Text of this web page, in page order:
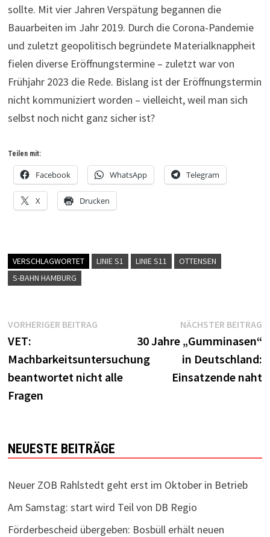
sollte. Mit vier Jahren Verspätung begannen die
Bauarbeiten im Jahr 2019. Durch die Corona-Pandemie
und zuletzt geopolitisch begründete Materialknappheit
fielen diverse Eröffnungstermine – zuletzt war von
Frühjahr 2023 die Rede. Bislang ist der Eröffnungstermin
nicht kommuniziert worden – vielleicht, weil man sich
selbst noch nicht ganz sicher ist?
Teilen mit:
Facebook WhatsApp Telegram
X Drucken
VERSCHLAGWORTET LINIE S1 LINIE S11
OTTENSEN
S-BAHN HAMBURG
Beitragsnavigation
VORHERIGER BEITRAGVorheriger
VET:
Machbarkeitsuntersuchung
beantwortet nicht alle
Fragen
NÄCHSTER BEITRAG
30 Jahre „Gumminasen“
in Deutschland:
Einsatzende naht
NEUESTE BEITRÄGE
Neuer ZOB Rahlstedt geht erst im Oktober in Betrieb
Am Samstag: start wird Teil von DB Regio
Förderbescheid übergeben: Bosbüll erhält neuen